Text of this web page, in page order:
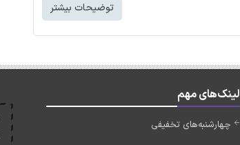
توضیحات بیشتر
لینک‌های مهم
چهارشنبه‌های تخفیفی